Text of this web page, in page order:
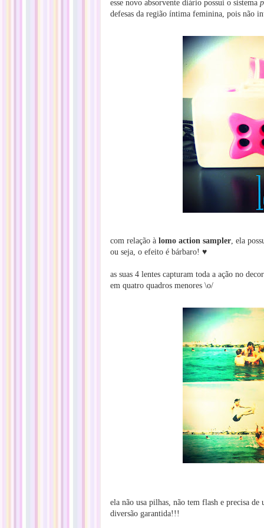
esse novo absorvente diário possui o sistema
defesas da região íntima feminina, pois não
com relação à lomo action sampler, ela
ou seja, o efeito é bárbaro! ♥
as suas 4 lentes capturam toda a ação no
em quatro quadros menores \o/
ela não usa pilhas, não tem flash e precisa
diversão garantida!!!